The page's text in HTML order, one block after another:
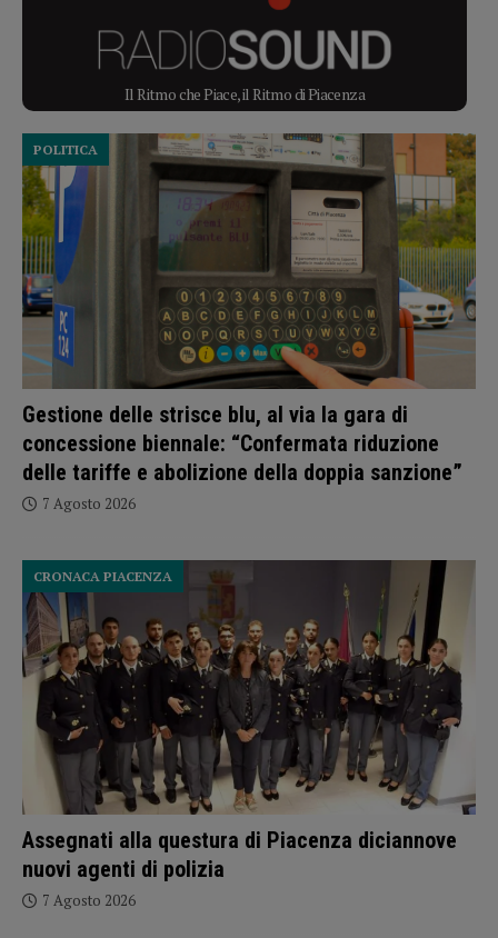
Il Ritmo che Piace, il Ritmo di Piacenza
Gestione delle strisce blu, al via la gara di
concessione biennale: “Confermata riduzione
delle tariffe e abolizione della doppia sanzione”
POLITICA
7 Agosto 2026
Assegnati alla questura di Piacenza diciannove
nuovi agenti di polizia
CRONACA PIACENZA
7 Agosto 2026